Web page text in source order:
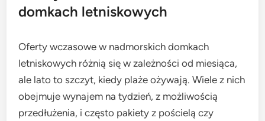
domkach letniskowych
Oferty wczasowe w nadmorskich domkach
letniskowych różnią się w zależności od miesiąca,
ale lato to szczyt, kiedy plaże ożywają. Wiele z nich
obejmuje wynajem na tydzień, z możliwością
przedłużenia, i często pakiety z pościelą czy